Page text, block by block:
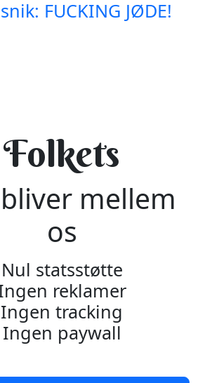
FUCKING JØDE!
Folkets
mellem
os
Nul statsstøtte
reklamer
Ingen tracking
Ingen paywall